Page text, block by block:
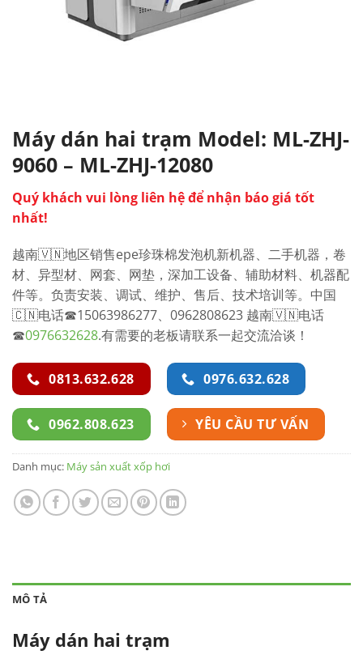
Máy dán hai trạm Model: ML-ZHJ-
9060 – ML-ZHJ-12080
Quý khách vui lòng liên hệ để nhận báo giá tốt
nhất!
越南🇻🇳地区销售epe珍珠棉发泡机新机器、二手机器，卷
材、异型材、网套、网垫，深加工设备、辅助材料、机器配
件等。负责安装、调试、维护、售后、技术培训等。中国
🇨🇳电话☎15063986277、0962808623 越南🇻🇳电话
☎0976632628.有需要的老板请联系一起交流洽谈！
0813.632.628 0976.632.628
0962.808.623 YÊU CẦU TƯ VẤN
Danh mục: Máy sản xuất xốp hơi
MÔ TẢ
Máy dán hai trạm